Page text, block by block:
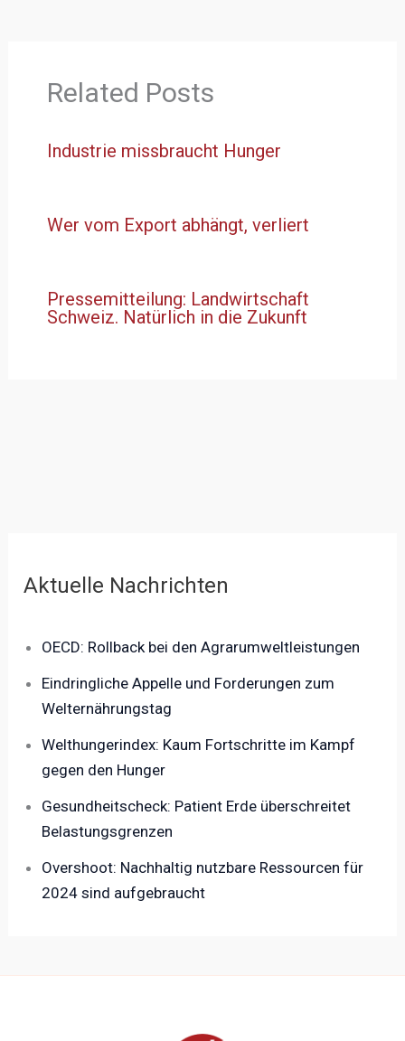
Related Posts
Industrie missbraucht Hunger
Wer vom Export abhängt, verliert
Pressemitteilung: Landwirtschaft
Schweiz. Natürlich in die Zukunft
Aktuelle Nachrichten
OECD: Rollback bei den Agrarumweltleistungen
Eindringliche Appelle und Forderungen zum
Welternährungstag
Welthungerindex: Kaum Fortschritte im Kampf
gegen den Hunger
Gesundheitscheck: Patient Erde überschreitet
Belastungsgrenzen
Overshoot: Nachhaltig nutzbare Ressourcen für
2024 sind aufgebraucht